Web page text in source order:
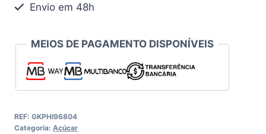
açúcar
por
Envio em 48h
MEIOS DE PAGAMENTO DISPONÍVEIS
REF: GKPHI96804
Categoria: Açúcar